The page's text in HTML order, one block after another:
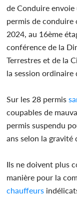
de Conduire
permis de
2024, au 16ème
conférence de la
Terrestres et de la
la session
Sur les 28 permis
coupables de
permis suspendu
ans selon la
Ils ne doivent plus
manière pour la
chauffeurs